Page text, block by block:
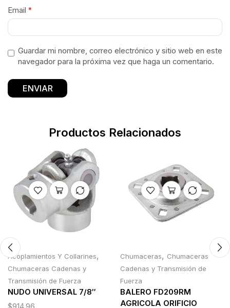
Email *
Guardar mi nombre, correo electrónico y sitio web en este
navegador para la próxima vez que haga un comentario.
Productos Relacionados
Acoplamientos Y Collarines,
Chumaceras Cadenas y
Transmisión de Fuerza
NUDO UNIVERSAL 7/8″
Chumaceras, Chumaceras
Cadenas y Transmisión de
Fuerza
BALERO FD209RM
AGRICOLA ORIFICIO